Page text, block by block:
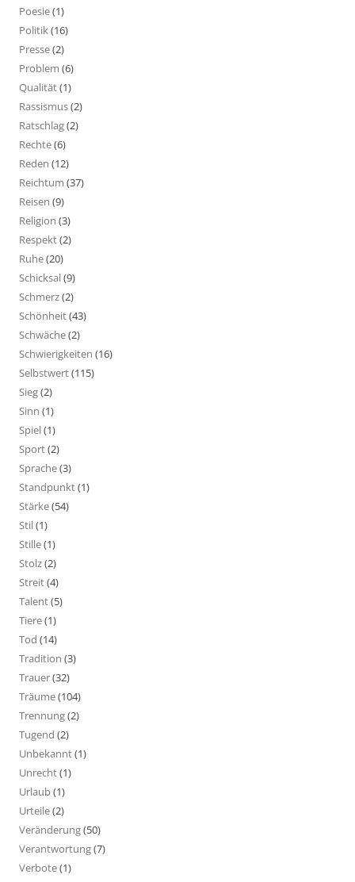
Poesie(1)
Politik(16)
Presse(2)
Problem (6)
Qualität(1)
Rassismus(2)
Ratschlag(2)
Rechte(6)
Reden (12)
Reichtum (37)
Reisen (9)
Religion (3)
Respekt(2)
Ruhe(20)
Schicksal(9)
Schmerz(2)
Schönheit(43)
Schwäche(2)
Schwierigkeiten (16)
Selbstwert(115)
Sieg(2)
Sinn (1)
Spiel(1)
Sport(2)
Sprache(3)
Standpunkt(1)
Stärke(54)
Stil(1)
Stille(1)
Stolz(2)
Streit(4)
Talent(5)
Tiere(1)
Tod (14)
Tradition (3)
Trauer(32)
Träume(104)
Trennung(2)
Tugend (2)
Unbekannt(1)
Unrecht(1)
Urlaub(1)
Urteile(2)
Veränderung(50)
Verantwortung(7)
Verbote(1)